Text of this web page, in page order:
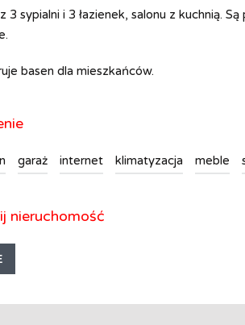
z 3 sypialni i 3 łazienek, salonu z kuchnią.
basen dla mieszkańców.
garaż internet klimatyzacja meble
nieruchomość
Działka M2